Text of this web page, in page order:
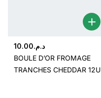
د.م.10.00
BOULE D’OR FROMAGE
TRANCHES CHEDDAR 12U